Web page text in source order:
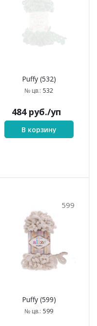
Puffy (532)
№ цв.: 532
484руб./уп
В корзину
599
Puffy (599)
№ цв.: 599